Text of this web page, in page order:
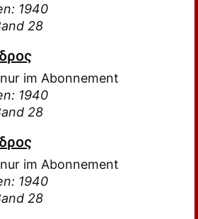
1940
28
im Abonnement
1940
28
im Abonnement
1940
28